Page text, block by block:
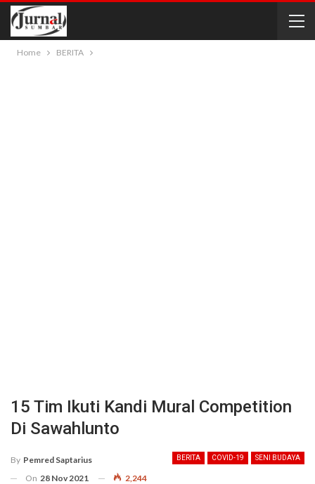
Home BERITA
15 Tim Ikuti Kandi Mural Competition
Di Sawahlunto
BERITA COVID-19 SENI BUDAYA
By Pemred Saptarius
On 28 Nov 2021 2,244